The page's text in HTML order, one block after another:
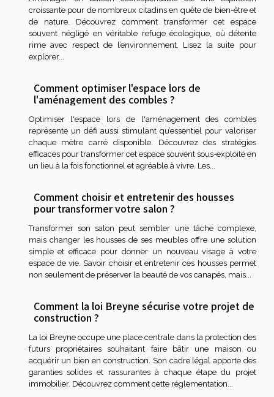
croissante pour de nombreux citadins en quête de bien-être et
de nature. Découvrez comment transformer cet espace
souvent négligé en véritable refuge écologique, où détente
rime avec respect de l’environnement. Lisez la suite pour
explorer...
Comment optimiser l'espace lors de
l'aménagement des combles ?
Optimiser l'espace lors de l'aménagement des combles
représente un défi aussi stimulant qu’essentiel pour valoriser
chaque mètre carré disponible. Découvrez des stratégies
efficaces pour transformer cet espace souvent sous-exploité en
un lieu à la fois fonctionnel et agréable à vivre. Les...
Comment choisir et entretenir des housses
pour transformer votre salon ?
Transformer son salon peut sembler une tâche complexe,
mais changer les housses de ses meubles offre une solution
simple et efficace pour donner un nouveau visage à votre
espace de vie. Savoir choisir et entretenir ces housses permet
non seulement de préserver la beauté de vos canapés, mais...
Comment la loi Breyne sécurise votre projet de
construction ?
La loi Breyne occupe une place centrale dans la protection des
futurs propriétaires souhaitant faire bâtir une maison ou
acquérir un bien en construction. Son cadre légal apporte des
garanties solides et rassurantes à chaque étape du projet
immobilier. Découvrez comment cette réglementation...